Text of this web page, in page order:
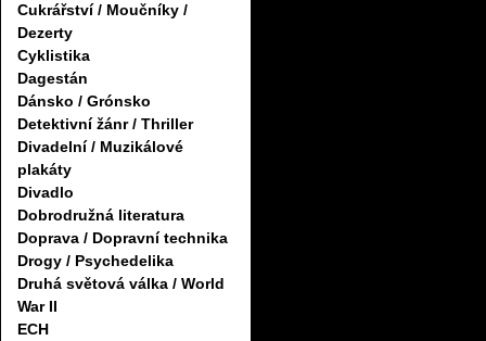
Cukrářství / Moučníky /
Dezerty
Cyklistika
Dagestán
Dánsko / Grónsko
Detektivní žánr / Thriller
Divadelní / Muzikálové
plakáty
Divadlo
Dobrodružná literatura
Doprava / Dopravní technika
Drogy / Psychedelika
Druhá světová válka / World
War II
ECH